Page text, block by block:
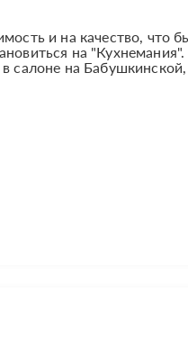
и на качество, что
на
салоне на